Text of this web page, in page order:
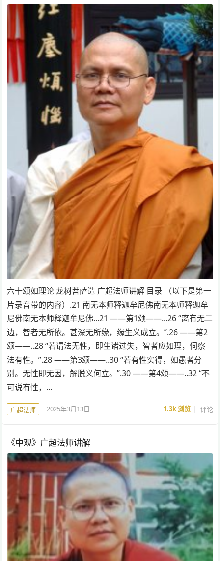
六十颂如理论 龙树菩萨造 广超法师讲解 目录 （以下是第一
片录音带的内容）.21 南无本师释迦牟尼佛南无本师释迦牟
尼佛南无本师释迦牟尼佛...21 ——第1颂——...26 “离有无二
边，智者无所依。甚深无所缘，缘生义成立。”.26 ——第2
颂——..28 “若谓法无性，即生诸过失，智者应如理，伺察
法有性。”.28 ——第3颂——..30 “若有性实得，如愚者分
别。无性即无因，解脱义何立。”.30 ——第4颂——..32 “不
可说有性，…
广超法师 2025年3月13日 1.3k浏览 评论
《中观》广超法师讲解